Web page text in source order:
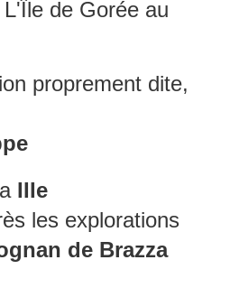
au
proprement dite,
IIIe
les explorations
de Brazza